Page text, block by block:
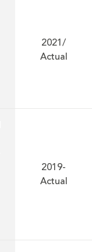
2021/
Actual
2019-
Actual